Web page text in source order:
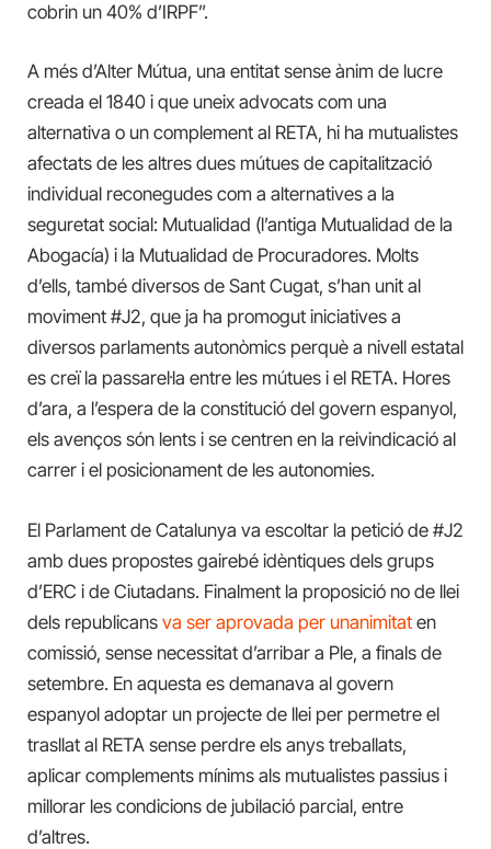
cobrin un 40% d’IRPF”.
A més d’Alter Mútua, una entitat sense ànim de lucre
creada el 1840 i que uneix advocats com una
alternativa o un complement al RETA, hi ha mutualistes
afectats de les altres dues mútues de capitalització
individual reconegudes com a alternatives a la
seguretat social: Mutualidad (l’antiga Mutualidad de la
Abogacía) i la Mutualidad de Procuradores. Molts
d’ells, també diversos de Sant Cugat, s’han unit al
moviment #J2, que ja ha promogut iniciatives a
diversos parlaments autonòmics perquè a nivell estatal
es creï la passarel·la entre les mútues i el RETA. Hores
d’ara, a l’espera de la constitució del govern espanyol,
els avenços són lents i se centren en la reivindicació al
carrer i el posicionament de les autonomies.
El Parlament de Catalunya va escoltar la petició de #J2
amb dues propostes gairebé idèntiques dels grups
d’ERC i de Ciutadans. Finalment la proposició no de llei
dels republicans va ser aprovada per unanimitat en
comissió, sense necessitat d’arribar a Ple, a finals de
setembre. En aquesta es demanava al govern
espanyol adoptar un projecte de llei per permetre el
trasllat al RETA sense perdre els anys treballats,
aplicar complements mínims als mutualistes passius i
millorar les condicions de jubilació parcial, entre
d’altres.